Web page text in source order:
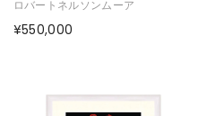
ロバートネルソンムーア
¥550,000